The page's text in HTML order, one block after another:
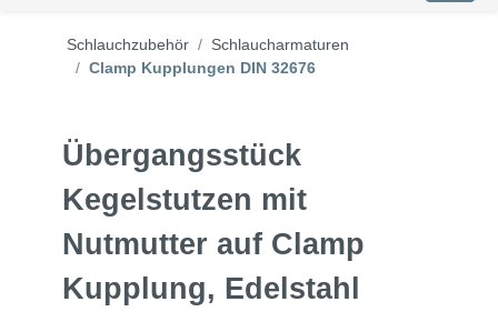
Schlauchzubehör
Schlaucharmaturen
Clamp Kupplungen DIN 32676
Übergangsstück
Kegelstutzen mit
Nutmutter auf Clamp
Kupplung, Edelstahl